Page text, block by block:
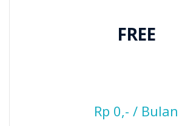
FREE
Rp 0,- / Bulan